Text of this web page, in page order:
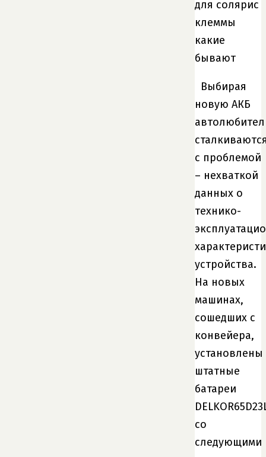
Выбирая
новую АКБ
с проблемой
– нехваткой
данных о
технико-
устройства.
На новых
машинах,
сошедших с
конвейера,
установлены
штатные
батареи
со
следующими